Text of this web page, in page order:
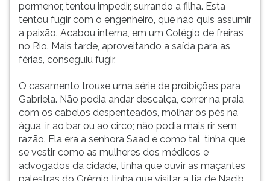
pormenor, tentou impedir, surrando a filha. Esta
tentou fugir com o engenheiro, que não quis assumir
a paixão. Acabou interna, em um Colégio de freiras
no Rio. Mais tarde, aproveitando a saída para as
férias, conseguiu fugir.
O casamento trouxe uma série de proibições para
Gabriela. Não podia andar descalça, correr na praia
com os cabelos despenteados, molhar os pés na
água, ir ao bar ou ao circo; não podia mais rir sem
razão. Ela era a senhora Saad e como tal, tinha que
se vestir como as mulheres dos médicos e
advogados da cidade, tinha que ouvir as maçantes